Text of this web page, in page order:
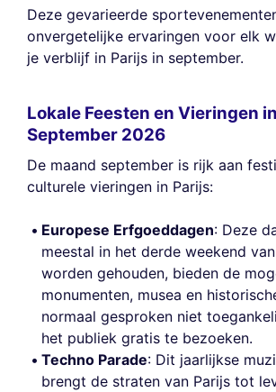
Deze gevarieerde
onvergetelijke ervaringen voor elk
je verblijf in Parijs in september.
Lokale Feesten en Vieringen
September 2026
De maand september is rijk aan
culturele vieringen in Parijs:
Europese Erfgoeddagen: Deze
meestal in het derde weekend
worden gehouden, bieden de
monumenten, musea en
normaal gesproken niet
het publiek gratis te bezoeken.
Techno Parade: Dit jaarlijkse
brengt de straten van Parijs tot